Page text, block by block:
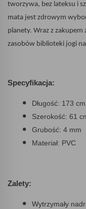
tworzywa, bez lateksu i
mata jest zdrowym
planety. Wraz z
zasobów biblioteki jogi
Specyfikacja:
Długość: 173 cm
Szerokość: 61
Grubość: 4 mm
Materiał: PVC
Zalety:
Wytrzymały